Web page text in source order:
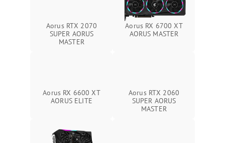
Aorus RTX 2070
SUPER AORUS
MASTER
Aorus RX 6700 XT
AORUS MASTER
Aorus RX 6600 XT
AORUS ELITE
Aorus RTX 2060
SUPER AORUS
MASTER